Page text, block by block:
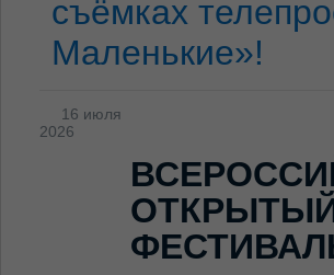
съёмках
Маленькие»!
16 июля
2026